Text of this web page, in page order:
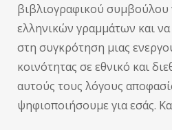
βιβλιογραφικού συμβούλου
ελληνικών γραμμάτων και
στη συγκρότηση μιας
κοινότητας σε εθνικό και
αυτούς τους λόγους
ψηφιοποιήσουμε για εσάς.